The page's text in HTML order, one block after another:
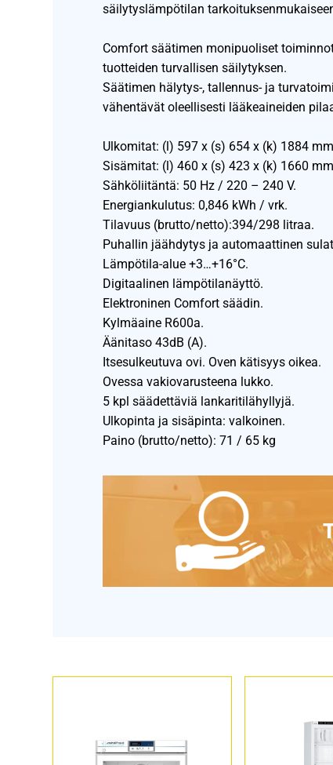
säilytyslämpötilan
Comfort säätimen monipuoliset
tuotteiden turvallisen säilytyksen.
Säätimen hälytys-, tallennus- ja
vähentävät oleellisesti lääkeaineiden
Ulkomitat: (l) 597 x (s) 654 x (k) 1884
Sisämitat: (l) 460 x (s) 423 x (k) 1660
Sähköliitäntä: 50 Hz / 220 – 240 V.
Energiankulutus: 0,846 kWh / vrk.
Tilavuus (brutto/netto):394/298 litraa.
Puhallin jäähdytys ja automaattinen
Lämpötila-alue +3…+16°C.
Digitaalinen lämpötilanäyttö.
Elektroninen Comfort säädin.
Kylmäaine R600a.
Äänitaso 43dB (A).
Itsesulkeutuva ovi. Oven kätisyys oikea.
Ovessa vakiovarusteena lukko.
5 kpl säädettäviä lankaritilähyllyjä.
Ulkopinta ja sisäpinta: valkoinen.
Paino (brutto/netto): 71 / 65 kg